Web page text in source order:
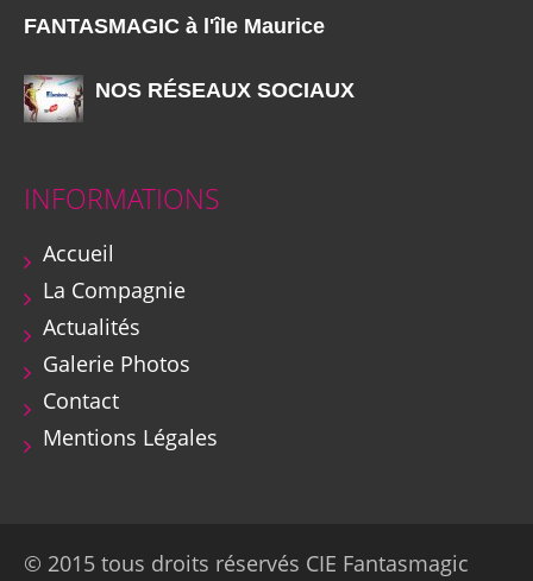
FANTASMAGIC à l'île Maurice
NOS RÉSEAUX SOCIAUX
INFORMATIONS
Accueil
La Compagnie
Actualités
Galerie Photos
Contact
Mentions Légales
© 2015 tous droits réservés CIE Fantasmagic